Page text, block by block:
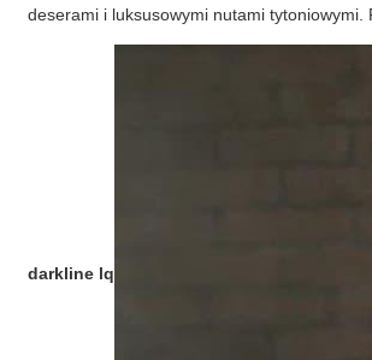
deserami i luksusowymi nutami
darkline lq